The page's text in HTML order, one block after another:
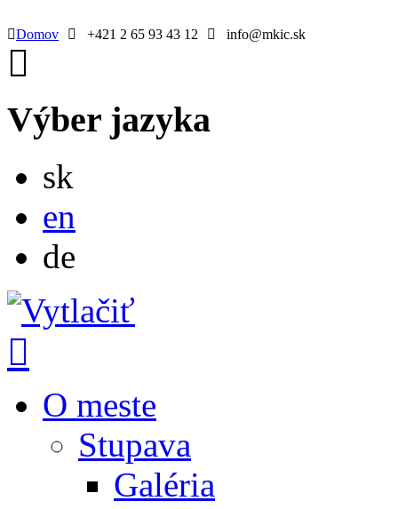
Domov +421 2 65 93 43 12 info@mkic.sk
Výber jazyka
sk
en
de
O meste
Stupava
Galéria